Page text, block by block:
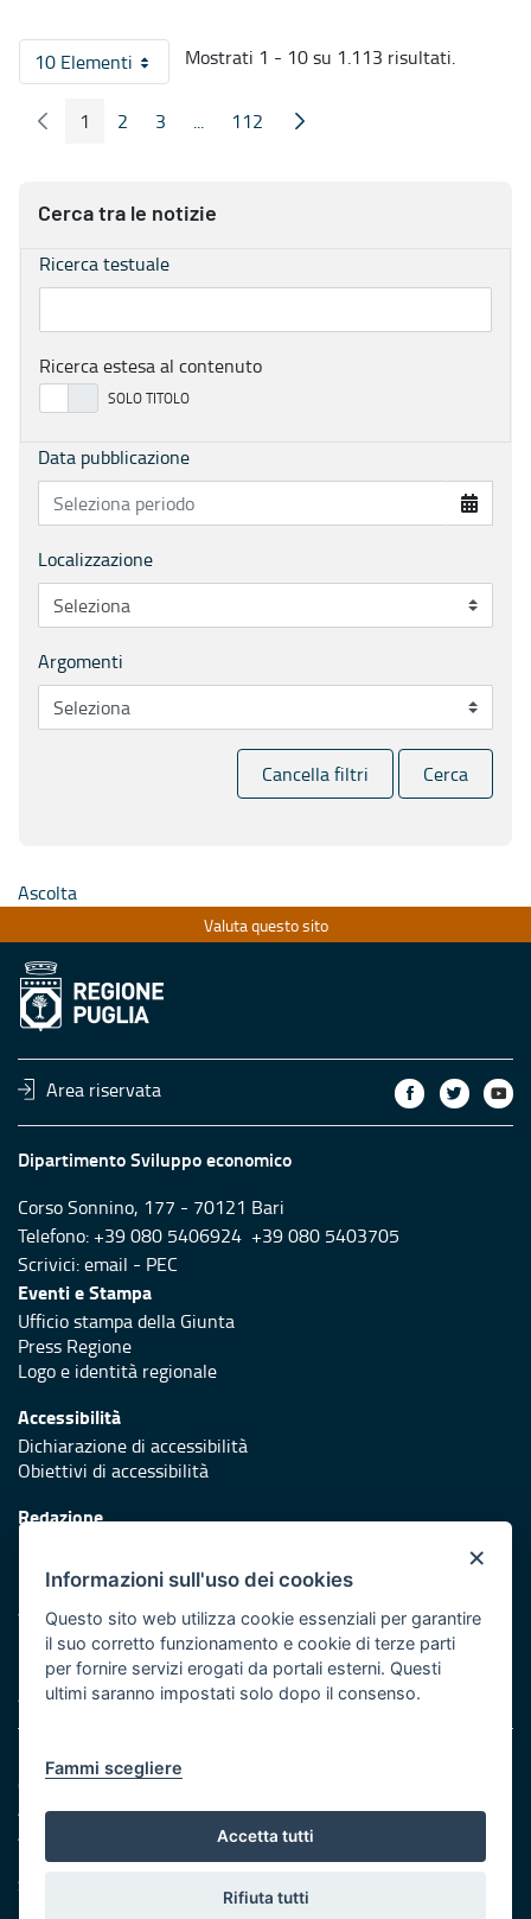
10 ElementiPer pagina
Mostrati 1 - 10 su 1.113 risultati.
Pagina Precedente
Pagina
1 Pagina
2 Pagina
3 ...
Pagine intermedie
Pagina
112 Pagina Seguente
Cerca tra le notizie
Ricerca testuale
Ricerca estesa al contenuto
Data pubblicazione
Localizzazione
Argomenti
Cancella filtri Cerca
Ascolta
Valuta questo sito
Area riservata
Dipartimento Sviluppo economico
Corso Sonnino, 177 - 70121 Bari
Telefono: +39 080 5406924 +39 080 5403705
Scrivici:email - PEC
Eventi e Stampa
Ufficio stampa della Giunta
Press Regione
Logo e identità regionale
Accessibilità
Dichiarazione di accessibilità
Obiettivi di accessibilità
Redazione
Protezione civile
Vai al sito di Protezione Civile Puglia
Iniziativa finanziata con risorse del POR Puglia 2014/2020 -
Asse XI
Note legali
Cookie e privacy
Amministrazione trasparente
Atti di notifica
Feed RSS
Servizi intranet
×
Informazioni sull'uso dei cookies
Questo sito web utilizza cookie essenziali per garantire
il suo corretto funzionamento e cookie di terze parti
per fornire servizi erogati da portali esterni. Questi
ultimi saranno impostati solo dopo il consenso.
Fammi scegliere
Accetta tutti
Rifiuta tutti